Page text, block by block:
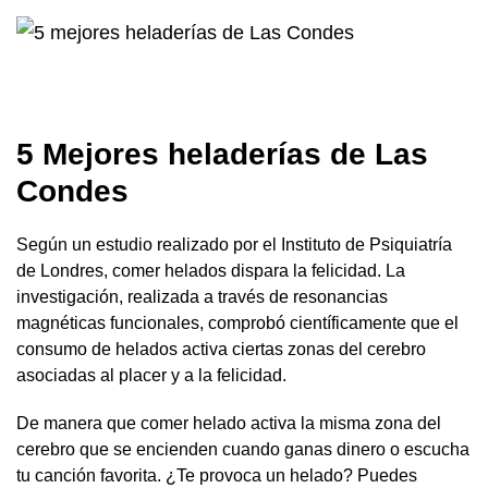
5 Mejores heladerías de Las
Condes
Según un estudio realizado por el Instituto de Psiquiatría
de Londres, comer helados dispara la felicidad. La
investigación, realizada a través de resonancias
magnéticas funcionales, comprobó científicamente que el
consumo de helados activa ciertas zonas del cerebro
asociadas al placer y a la felicidad.
De manera que comer helado activa la misma zona del
cerebro que se encienden cuando ganas dinero o escucha
tu canción favorita. ¿Te provoca un helado? Puedes